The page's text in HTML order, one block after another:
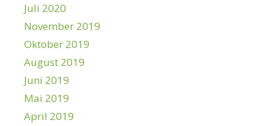
Juli 2020
November 2019
Oktober 2019
August 2019
Juni 2019
Mai 2019
April 2019